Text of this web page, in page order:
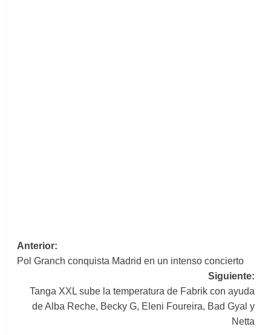
Navegación
de
entradas
Anterior:
Pol Granch conquista Madrid en un intenso concierto
Siguiente:
Tanga XXL sube la temperatura de Fabrik con ayuda
de Alba Reche, Becky G, Eleni Foureira, Bad Gyal y
Netta